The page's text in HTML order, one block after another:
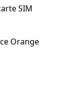
SIM
Orange